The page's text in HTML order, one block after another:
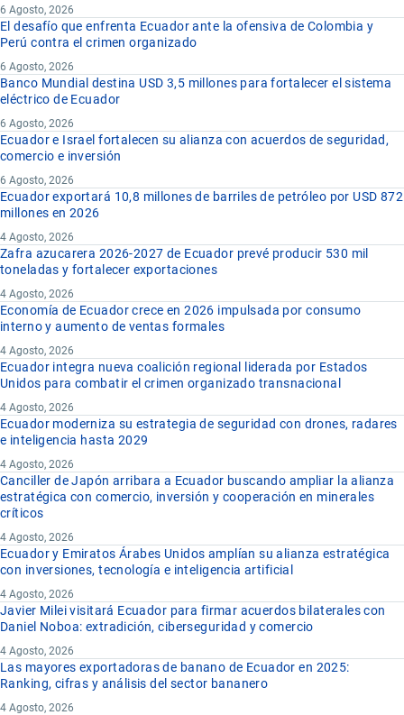
6 Agosto, 2026
El desafío que enfrenta Ecuador ante la ofensiva de Colombia y
Perú contra el crimen organizado
6 Agosto, 2026
Banco Mundial destina USD 3,5 millones para fortalecer el sistema
eléctrico de Ecuador
6 Agosto, 2026
Ecuador e Israel fortalecen su alianza con acuerdos de seguridad,
comercio e inversión
6 Agosto, 2026
Ecuador exportará 10,8 millones de barriles de petróleo por USD 872
millones en 2026
4 Agosto, 2026
Zafra azucarera 2026-2027 de Ecuador prevé producir 530 mil
toneladas y fortalecer exportaciones
4 Agosto, 2026
Economía de Ecuador crece en 2026 impulsada por consumo
interno y aumento de ventas formales
4 Agosto, 2026
Ecuador integra nueva coalición regional liderada por Estados
Unidos para combatir el crimen organizado transnacional
4 Agosto, 2026
Ecuador moderniza su estrategia de seguridad con drones, radares
e inteligencia hasta 2029
4 Agosto, 2026
Canciller de Japón arribara a Ecuador buscando ampliar la alianza
estratégica con comercio, inversión y cooperación en minerales
críticos
4 Agosto, 2026
Ecuador y Emiratos Árabes Unidos amplían su alianza estratégica
con inversiones, tecnología e inteligencia artificial
4 Agosto, 2026
Javier Milei visitará Ecuador para firmar acuerdos bilaterales con
Daniel Noboa: extradición, ciberseguridad y comercio
4 Agosto, 2026
Las mayores exportadoras de banano de Ecuador en 2025:
Ranking, cifras y análisis del sector bananero
4 Agosto, 2026